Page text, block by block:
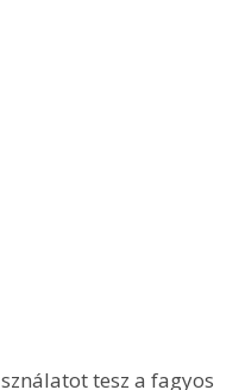
tesz a fagyos